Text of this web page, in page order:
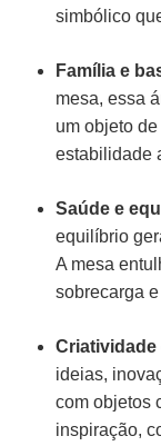
simbólico
Família e
mesa, essa
um objeto
estabilidade
Saúde e
equilíbrio
A mesa
sobrecarga
Criatividade
ideias,
com objetos
inspiração,